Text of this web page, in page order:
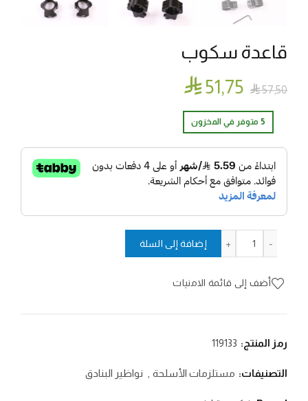
قاعدة سكوب
 57٫50  51٫75
5 متوفر في المخزون
إضافة إلى السلة
أضف إلى قائمة الامنيات
رمز المنتج: 119133
التصنيفات: مستلزمات الأسلحة نواظير البنادق